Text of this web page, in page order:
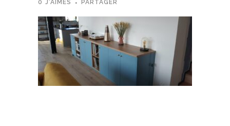
0 J'AIMES PARTAGER